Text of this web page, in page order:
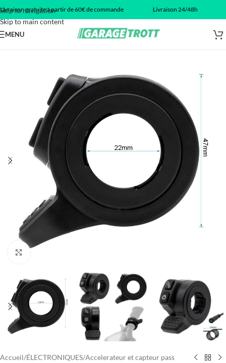
Skip to navigation
Skip to main content
Livraison gratuite à partir de 60€ de commande Livraison 24/48h
MENU
Accueil/ÉLECTRONIQUES/Accelerateur et capteur pass